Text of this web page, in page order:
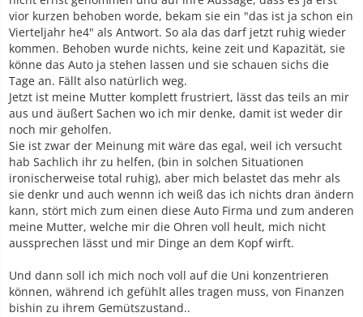
vior kurzen behoben worde, bekam sie ein "das ist ja schon ein
Vierteljahr he4" als Antwort. So ala das darf jetzt ruhig wieder
kommen. Behoben wurde nichts, keine zeit und Kapazität, sie
könne das Auto ja stehen lassen und sie schauen sichs die
Tage an. Fällt also natürlich weg.
Jetzt ist meine Mutter komplett frustriert, lässt das teils an mir
aus und äußert Sachen wo ich mir denke, damit ist weder dir
noch mir geholfen.
Sie ist zwar der Meinung mit wäre das egal, weil ich versucht
hab Sachlich ihr zu helfen, (bin in solchen Situationen
ironischerweise total ruhig), aber mich belastet das mehr als
sie denkr und auch wennn ich weiß das ich nichts dran ändern
kann, stört mich zum einen diese Auto Firma und zum anderen
meine Mutter, welche mir die Ohren voll heult, mich nicht
aussprechen lässt und mir Dinge an dem Kopf wirft.
Und dann soll ich mich noch voll auf die Uni konzentrieren
können, während ich gefühlt alles tragen muss, von Finanzen
bishin zu ihrem Gemütszustand..